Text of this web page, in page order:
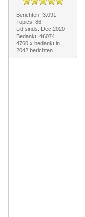
Berichten: 3.091
Topics: 86
Lid sinds: Dec 2020
Bedankt: 46074
4760 x bedankt in
2042 berichten